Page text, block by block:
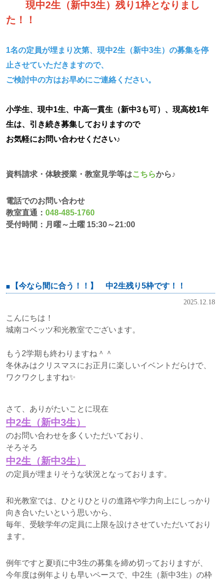
現中2生（新中3生）残り1枠となりまし
た！！
1名の定員が埋まり次第、現中2生（新中3生）の募集を停
止させていただきますので、
ご検討中の方はお早めにご連絡ください。
小学生、現中1生、 中高一貫生（新中3も可）、 現高校1年
生は、引き続き募集しておりますので
お気軽にお問い合わせください♪
資料請求・体験授業・教室見学等はこちらから♪
電話でのお問い合わせ
教室直通： 048-485-1760
受付時間：月曜～土曜 15:30～21:00
【今なら間に合う！！】 中2生残り5枠です！！
2025.12.18
こんにちは！
城南コベッツ和光教室でございます。
もう2学期も終わりますね＾＾
冬休みはクリスマスにお正月に楽しいイベントだらけで、
ワクワクしますね✨
さて、ありがたいことに現在
中2生（新中3生）
のお問い合わせを多くいただいており、
そろそろ
中2生（新中3生）
の定員が埋まりそうな状況となっております。
和光教室では、ひとりひとりの進路や学力向上にしっかり
向き合いたいという思いから、
毎年、受験学年の定員に上限を設けさせていただいており
ます。
例年ですと夏頃に中3生の募集を締め切っておりますが、
今年度は例年よりも早いペースで、中2生（新中3生）の枠